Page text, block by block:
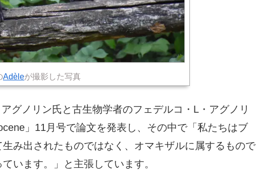
Adèleが撮影した写真
グノリン氏と古生物学者のフェデルコ・L・アグノリ
」11月号で論文を発表し、その中で「私たちはブ
み出されたものではなく、オマキザルに属するもので
います。」と主張しています。